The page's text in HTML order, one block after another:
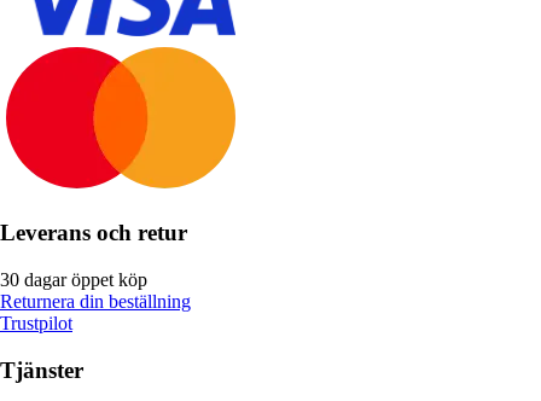
Leverans och retur
30 dagar öppet köp
Returnera din beställning
Trustpilot
Tjänster